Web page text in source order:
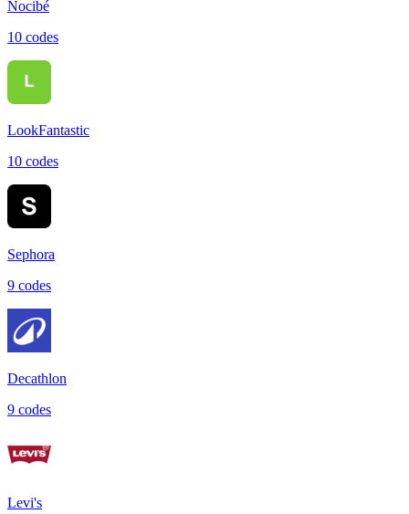
Nocibé
10 codes
LookFantastic
10 codes
Sephora
9 codes
Decathlon
9 codes
Levi's